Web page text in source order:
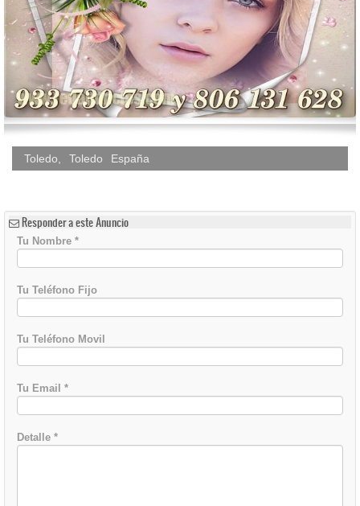
Toledo Toledo España
Responder a este Anuncio
Tu Nombre *
Tu Teléfono Fijo
Tu Teléfono Movil
Tu Email *
Detalle *